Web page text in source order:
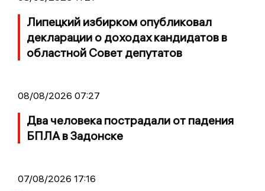
Липецкий избирком опубликовал
декларации о доходах кандидатов в
областной Совет депутатов
08/08/2026 07:27
Два человека пострадали от падения
БПЛА в Задонске
07/08/2026 17:16